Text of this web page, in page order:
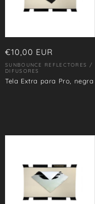
Precio
habitual
€10,00 EUR
Proveedor:
SUNBOUNCE REFLECTORES /
DIFUSORES
Tela Extra para Pro, negra